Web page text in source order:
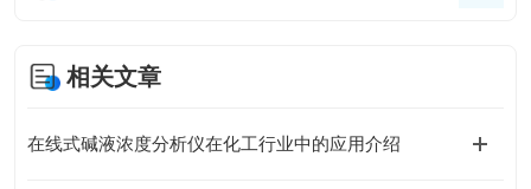
相关文章
在线式碱液浓度分析仪在化工行业中的应用介绍